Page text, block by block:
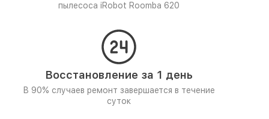
пылесоса iRobot Roomba 620
Восстановление за 1 день
В 90% случаев ремонт завершается в течение
суток